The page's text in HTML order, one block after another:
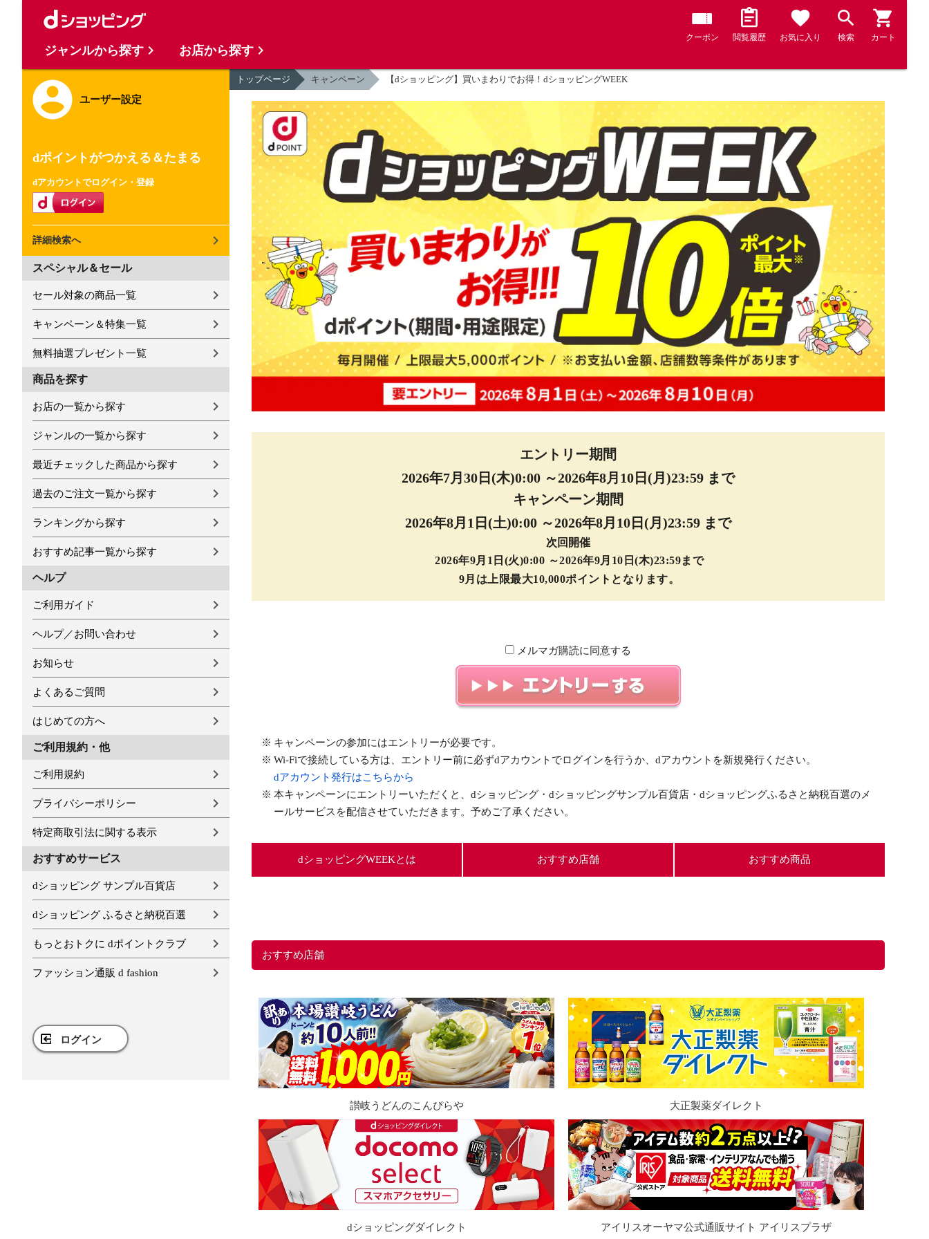
クーポン 閲覧履歴 お気に入り 検索 カート
ユーザー設定
dポイントがつかえる＆たまる
dアカウントでログイン・登録
詳細検索へ
スペシャル＆セール
セール対象の商品一覧
キャンペーン＆特集一覧
無料抽選プレゼント一覧
商品を探す
お店の一覧から探す
ジャンルの一覧から探す
最近チェックした商品から探す
過去のご注文一覧から探す
ランキングから探す
おすすめ記事一覧から探す
ヘルプ
ご利用ガイド
ヘルプ／お問い合わせ
お知らせ
よくあるご質問
はじめての方へ
ご利用規約・他
ご利用規約
プライバシーポリシー
特定商取引法に関する表示
おすすめサービス
dショッピング サンプル百貨店
dショッピング ふるさと納税百選
もっとおトクに dポイントクラブ
ファッション通販 d fashion
ログイン
トップページ キャンペーン 【dショッピング】買いまわりでお得！dショッピングWEEK
エントリー期間
2026年7月30日(木)0:00 ～2026年8月10日(月)23:59 まで
キャンペーン期間
2026年8月1日(土)0:00 ～2026年8月10日(月)23:59 まで
次回開催
2026年9月1日(火)0:00 ～2026年9月10日(木)23:59まで
9月は上限最大10,000ポイントとなります。
メルマガ購読に同意する
キャンペーンの参加にはエントリーが必要です。
Wi-Fiで接続している方は、エントリー前に必ずdアカウントでログインを行うか、dアカウントを新規発行ください。
dアカウント発行はこちらから
本キャンペーンにエントリーいただくと、dショッピング・dショッピングサンプル百貨店・dショッピングふるさと納税百選のメ
ールサービスを配信させていただきます。予めご了承ください。
dショッピングWEEKとは おすすめ店舗 おすすめ商品
おすすめ店舗
讃岐うどんのこんぴらや 大正製薬ダイレクト
dショッピングダイレクト アイリスオーヤマ公式通販サイト アイリスプラザ
ジャンルから探す お店から探す